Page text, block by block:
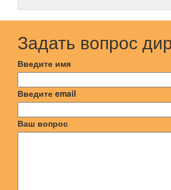
Задать вопрос
Введите имя
Введите email
Ваш вопрос